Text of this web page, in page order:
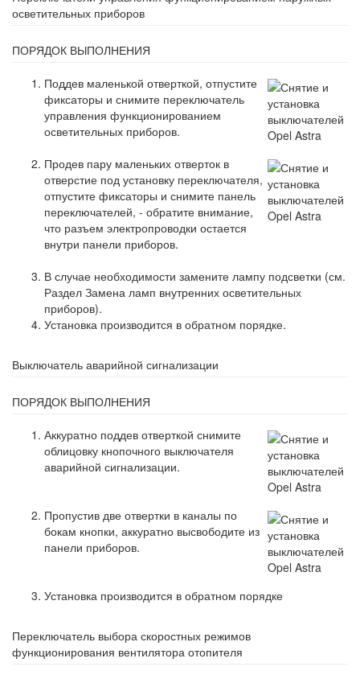
осветительных приборов
ПОРЯДОК ВЫПОЛНЕНИЯ
Поддев маленькой отверткой, отпустите
фиксаторы и снимите переключатель
управления функционированием
осветительных приборов.
Продев пару маленьких отверток в
отверстие под установку переключателя,
отпустите фиксаторы и снимите панель
переключателей, - обратите внимание,
что разъем электропроводки остается
внутри панели приборов.
В случае необходимости замените лампу подсветки (см.
Раздел Замена ламп внутренних осветительных
приборов).
Установка производится в обратном порядке.
Выключатель аварийной сигнализации
ПОРЯДОК ВЫПОЛНЕНИЯ
Аккуратно поддев отверткой снимите
облицовку кнопочного выключателя
аварийной сигнализации.
Пропустив две отвертки в каналы по
бокам кнопки, аккуратно высвободите из
панели приборов.
Установка производится в обратном порядке
Переключатель выбора скоростных режимов
функционирования вентилятора отопителя